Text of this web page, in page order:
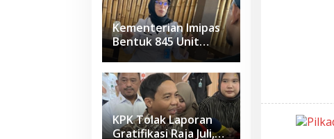
Kementerian Imipas
Bentuk 845 Unit
Pengendalian
Gratifikasi untuk
Perkuat Integritas
KPK Tolak Laporan
Gratifikasi Raja Juli,